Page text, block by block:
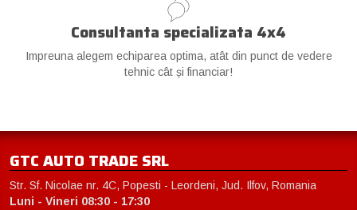
Consultanta specializata 4x4
Impreuna alegem echiparea optima, atât din punct de vedere
tehnic cât și financiar!
GTC AUTO TRADE SRL
Str. Sf. Nicolae nr. 4C, Popesti - Leordeni, Jud. Ilfov, Romania
Luni - Vineri 08:30 - 17:30